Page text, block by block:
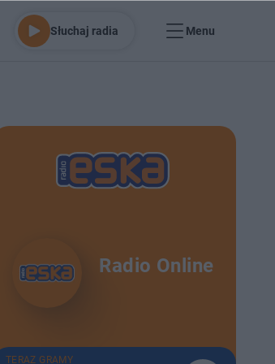
Słuchaj radia Menu
Radio Online
TERAZ GRAMY